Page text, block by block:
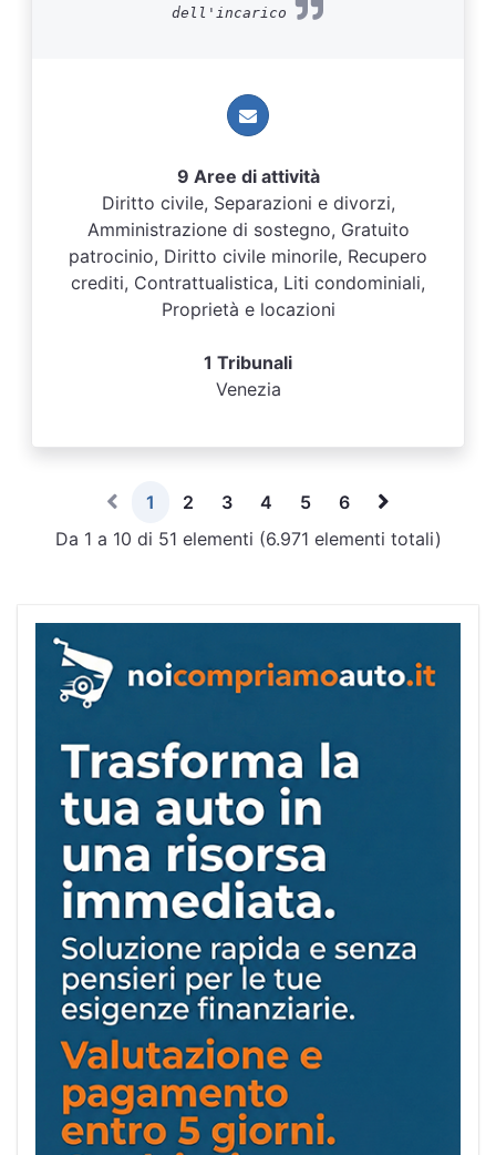
dell'incarico
9 Aree di attività
Diritto civile, Separazioni e divorzi,
Amministrazione di sostegno, Gratuito
patrocinio, Diritto civile minorile, Recupero
crediti, Contrattualistica, Liti condominiali,
Proprietà e locazioni
1 Tribunali
Venezia
1 2 3 4 5
6
Da 1 a 10 di 51 elementi (6.971 elementi totali)